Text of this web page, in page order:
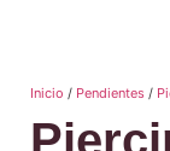
Inicio / Pendientes /